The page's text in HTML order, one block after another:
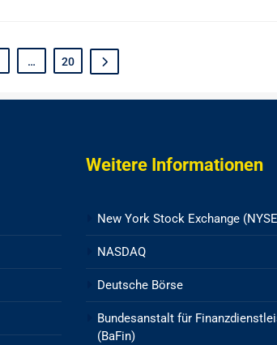
… 20
Weitere Informationen
New York Stock Exchange
NASDAQ
Deutsche Börse
Bundesanstalt für
(BaFin)